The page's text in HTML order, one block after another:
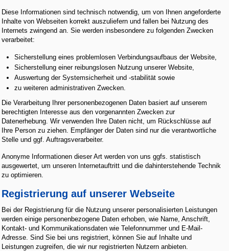
Diese Informationen sind technisch notwendig, um von Ihnen angeforderte
Inhalte von Webseiten korrekt auszuliefern und fallen bei Nutzung des
Internets zwingend an. Sie werden insbesondere zu folgenden Zwecken
verarbeitet:
Sicherstellung eines problemlosen Verbindungsaufbaus der Website,
Sicherstellung einer reibungslosen Nutzung unserer Website,
Auswertung der Systemsicherheit und -stabilität sowie
zu weiteren administrativen Zwecken.
Die Verarbeitung Ihrer personenbezogenen Daten basiert auf unserem
berechtigten Interesse aus den vorgenannten Zwecken zur
Datenerhebung. Wir verwenden Ihre Daten nicht, um Rückschlüsse auf
Ihre Person zu ziehen. Empfänger der Daten sind nur die verantwortliche
Stelle und ggf. Auftragsverarbeiter.
Anonyme Informationen dieser Art werden von uns ggfs. statistisch
ausgewertet, um unseren Internetauftritt und die dahinterstehende Technik
zu optimieren.
Registrierung auf unserer Webseite
Bei der Registrierung für die Nutzung unserer personalisierten Leistungen
werden einige personenbezogene Daten erhoben, wie Name, Anschrift,
Kontakt- und Kommunikationsdaten wie Telefonnummer und E-Mail-
Adresse. Sind Sie bei uns registriert, können Sie auf Inhalte und
Leistungen zugreifen, die wir nur registrierten Nutzern anbieten.